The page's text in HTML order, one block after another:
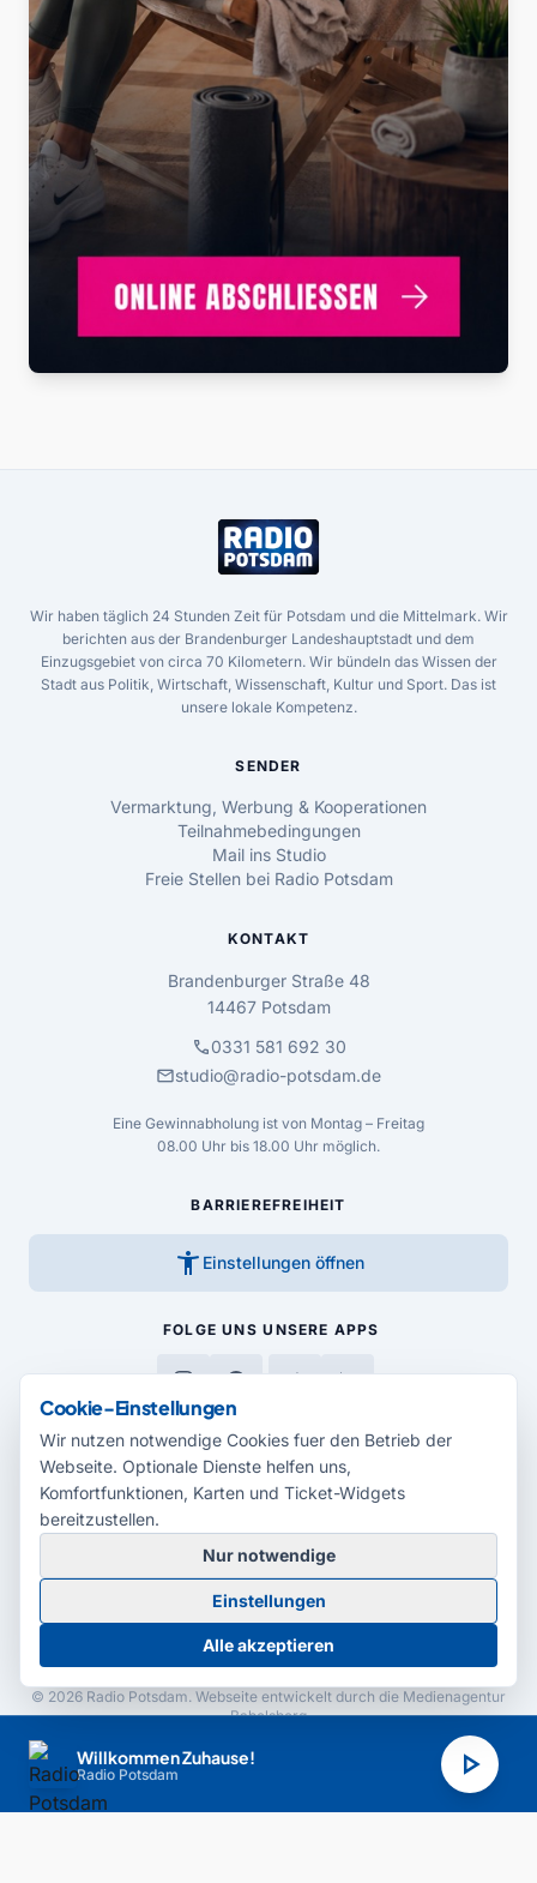
Willkommen Zuhause!
Radio Potsdam play_arrow
Wir haben täglich 24 Stunden Zeit für Potsdam und die Mittelmark. Wir
berichten aus der Brandenburger Landeshauptstadt und dem
Einzugsgebiet von circa 70 Kilometern. Wir bündeln das Wissen der
Stadt aus Politik, Wirtschaft, Wissenschaft, Kultur und Sport. Das ist
unsere lokale Kompetenz.
SENDER
Vermarktung, Werbung & Kooperationen
Teilnahmebedingungen
Mail ins Studio
Freie Stellen bei Radio Potsdam
KONTAKT
Brandenburger Straße 48
14467 Potsdam
call0331 581 692 30
mailstudio@radio-potsdam.de
Eine Gewinnabholung ist von Montag – Freitag
08.00 Uhr bis 18.00 Uhr möglich.
BARRIEREFREIHEIT
accessibility_new Einstellungen öffnen
FOLGE UNS UNSERE APPS
MEDIENPARTNER
© 2026 Radio Potsdam. Webseite entwickelt durch die Medienagentur
Babelsberg
Impressum
Cookie-Einstellungen
Wir nutzen notwendige Cookies fuer den Betrieb der
Webseite. Optionale Dienste helfen uns,
Komfortfunktionen, Karten und Ticket-Widgets
bereitzustellen.
Nur notwendige
Einstellungen
Alle akzeptieren